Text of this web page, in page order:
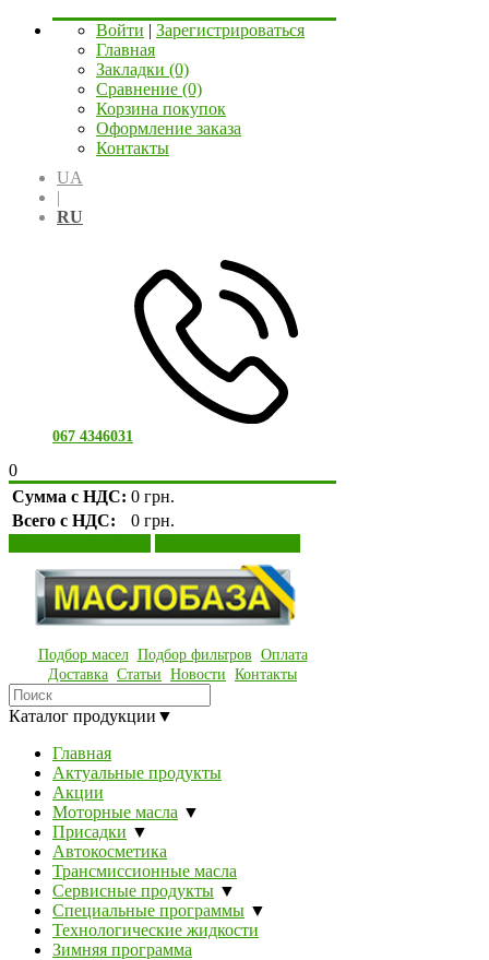
Войти | Зарегистрироваться
Главная
Закладки (0)
Сравнение (0)
Корзина покупок
Оформление заказа
Контакты
UA
|
RU
067 4346031
0
Сумма с НДС: 0 грн.
Всего с НДС:
0 грн.
Подбор масел Подбор фильтров Оплата
Доставка Статьи Новости Контакты
Каталог продукции ▼
Главная
Актуальные продукты
Акции
Моторные масла ▼
Присадки ▼
Автокосметика
Трансмиссионные масла
Сервисные продукты ▼
Специальные программы ▼
Технологические жидкости
Зимняя программа